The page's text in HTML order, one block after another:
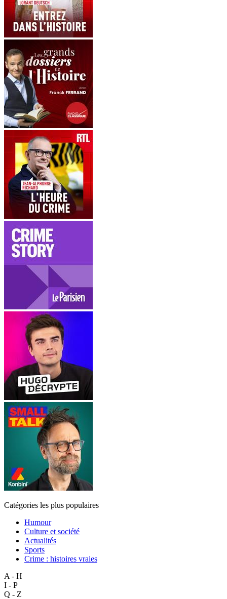
Catégories les plus populaires
Humour
Culture et société
Actualités
Sports
Crime : histoires vraies
A - H
I - P
Q - Z